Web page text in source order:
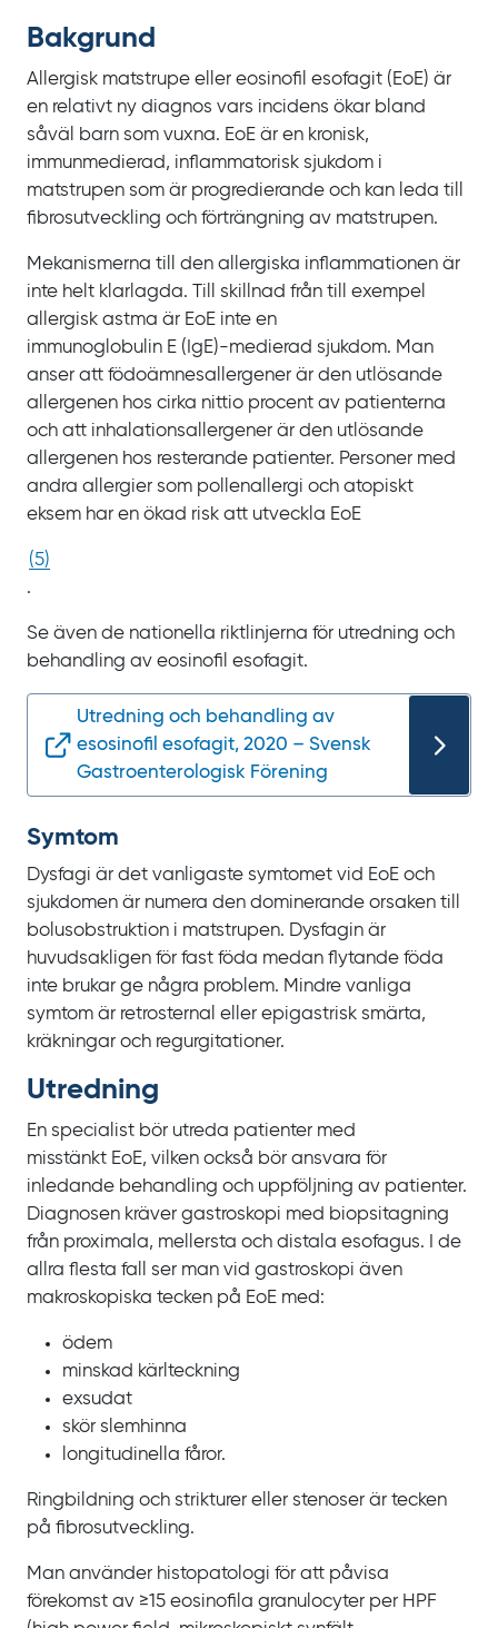
Bakgrund
Allergisk matstrupe eller eosinofil esofagit (EoE) är
en relativt ny diagnos vars incidens ökar bland
såväl barn som vuxna. EoE är en kronisk,
immunmedierad, inflammatorisk sjukdom i
matstrupen som är progredierande och kan leda till
fibrosutveckling och förträngning av matstrupen.
Mekanismerna till den allergiska inflammationen är
inte helt klarlagda. Till skillnad från till exempel
allergisk astma är EoE inte en
immunoglobulin E (IgE)-medierad sjukdom. Man
anser att födoämnesallergener är den utlösande
allergenen hos cirka nittio procent av patienterna
och att inhalationsallergener är den utlösande
allergenen hos resterande patienter. Personer med
andra allergier som pollenallergi och atopiskt
eksem har en ökad risk att utveckla EoE
(5)
.
Se även de nationella riktlinjerna för utredning och
behandling av eosinofil esofagit.
Utredning och behandling av
esosinofil esofagit, 2020 – Svensk
Gastroenterologisk Förening
Symtom
Dysfagi är det vanligaste symtomet vid EoE och
sjukdomen är numera den dominerande orsaken till
bolusobstruktion i matstrupen. Dysfagin är
huvudsakligen för fast föda medan flytande föda
inte brukar ge några problem. Mindre vanliga
symtom är retrosternal eller epigastrisk smärta,
kräkningar och regurgitationer.
Utredning
En specialist bör utreda patienter med
misstänkt EoE, vilken också bör ansvara för
inledande behandling och uppföljning av patienter.
Diagnosen kräver gastroskopi med biopsitagning
från proximala, mellersta och distala esofagus. I de
allra flesta fall ser man vid gastroskopi även
makroskopiska tecken på EoE med:
ödem
minskad kärlteckning
exsudat
skör slemhinna
longitudinella fåror.
Ringbildning och strikturer eller stenoser är tecken
på fibrosutveckling.
Man använder histopatologi för att påvisa
förekomst av ≥15 eosinofila granulocyter per HPF